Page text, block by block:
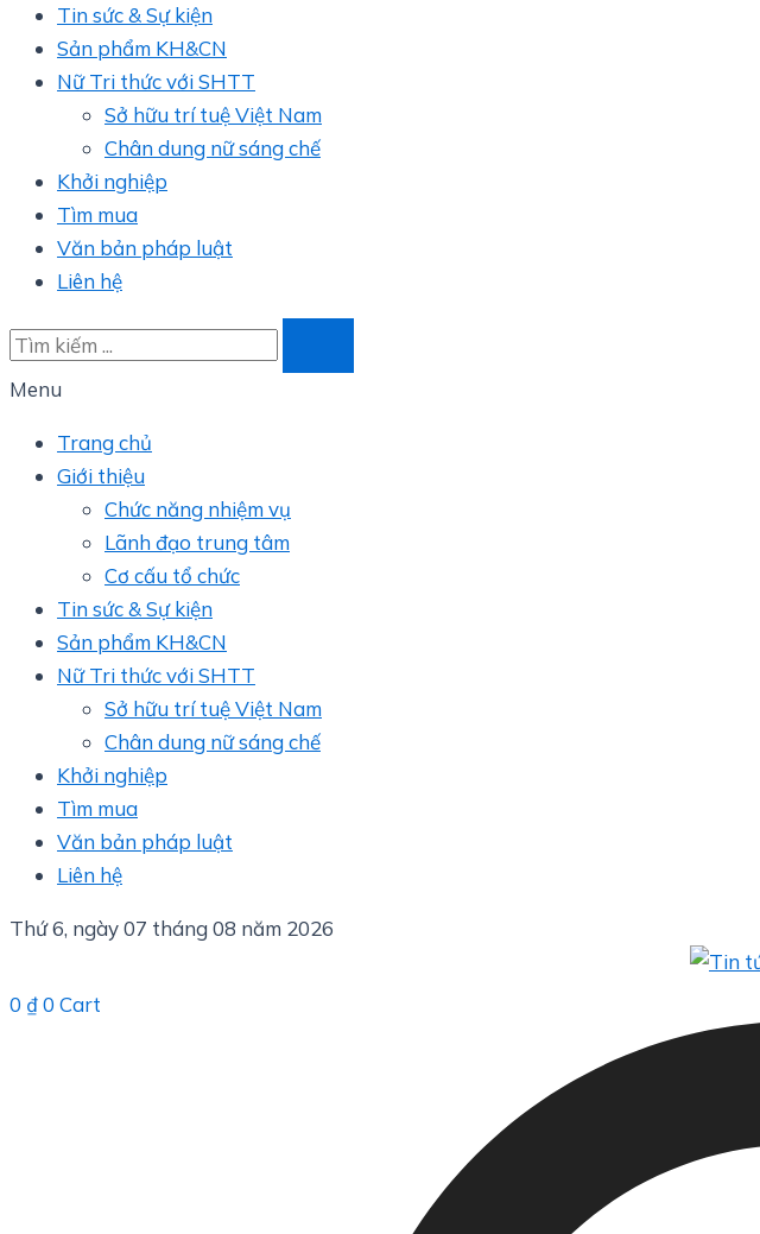
Tin sức & Sự kiện
Sản phẩm KH&CN
Nữ Tri thức với SHTT
Sở hữu trí tuệ Việt Nam
Chân dung nữ sáng chế
Khởi nghiệp
Tìm mua
Văn bản pháp luật
Liên hệ
Menu
Trang chủ
Giới thiệu
Chức năng nhiệm vụ
Lãnh đạo trung tâm
Cơ cấu tổ chức
Tin sức & Sự kiện
Sản phẩm KH&CN
Nữ Tri thức với SHTT
Sở hữu trí tuệ Việt Nam
Chân dung nữ sáng chế
Khởi nghiệp
Tìm mua
Văn bản pháp luật
Liên hệ
Thứ 6, ngày 07 tháng 08 năm 2026
0 ₫0 Cart